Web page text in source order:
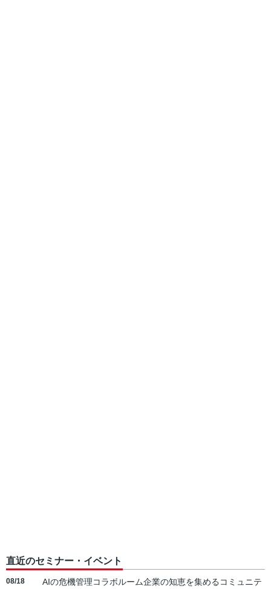
直近のセミナー・イベント
08/18
AIの危機管理コラボルーム企業の知恵を集めるコミュニテ